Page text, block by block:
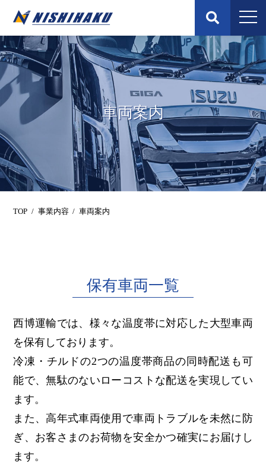
Skip
to
content
車両案内
TOP / 事業内容 / 車両案内
保有車両一覧
西博運輸では、様々な温度帯に対応した大型車両
を保有しております。
冷凍・チルドの2つの温度帯商品の同時配送も可
能で、無駄のないローコストな配送を実現してい
ます。
また、高年式車両使用で車両トラブルを未然に防
ぎ、お客さまのお荷物を安全かつ確実にお届けし
ます。